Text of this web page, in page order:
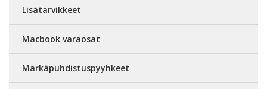
Lisätarvikkeet
Macbook varaosat
Märkäpuhdistuspyyhkeet